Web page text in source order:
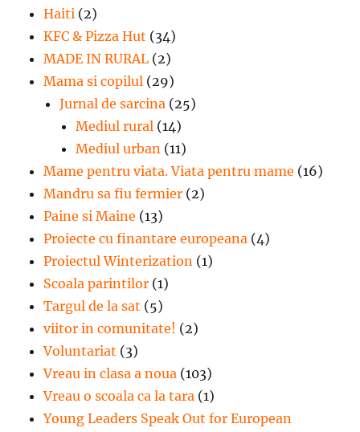
Haiti (2)
KFC & Pizza Hut (34)
MADE IN RURAL (2)
Mama si copilul (29)
Jurnal de sarcina (25)
Mediul rural (14)
Mediul urban (11)
Mame pentru viata. Viata pentru mame (16)
Mandru sa fiu fermier (2)
Paine si Maine (13)
Proiecte cu finantare europeana (4)
Proiectul Winterization (1)
Scoala parintilor (1)
Targul de la sat (5)
viitor in comunitate! (2)
Voluntariat (3)
Vreau in clasa a noua (103)
Vreau o scoala ca la tara (1)
Young Leaders Speak Out for European